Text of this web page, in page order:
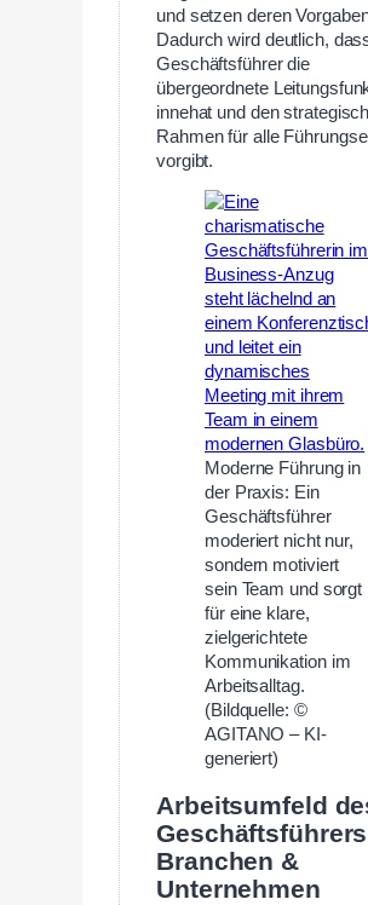
und setzen deren
Dadurch wird deutlich,
Geschäftsführer die
übergeordnete
innehat und den
Rahmen für alle
vorgibt.
Moderne Führung in
der Praxis: Ein
Geschäftsführer
moderiert nicht nur,
sondern motiviert
sein Team und sorgt
für eine klare,
zielgerichtete
Kommunikation im
Arbeitsalltag.
(Bildquelle: ©
AGITANO – KI-
generiert)
Arbeitsumfeld
Branchen &
Unternehmen